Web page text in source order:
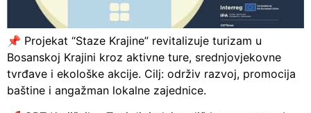
📌 Projekat “Staze Krajine” revitalizuje turizam u
Bosanskoj Krajini kroz aktivne ture, srednjovjekovne
tvrđave i ekološke akcije. Cilj: održiv razvoj, promocija
baštine i angažman lokalne zajednice.